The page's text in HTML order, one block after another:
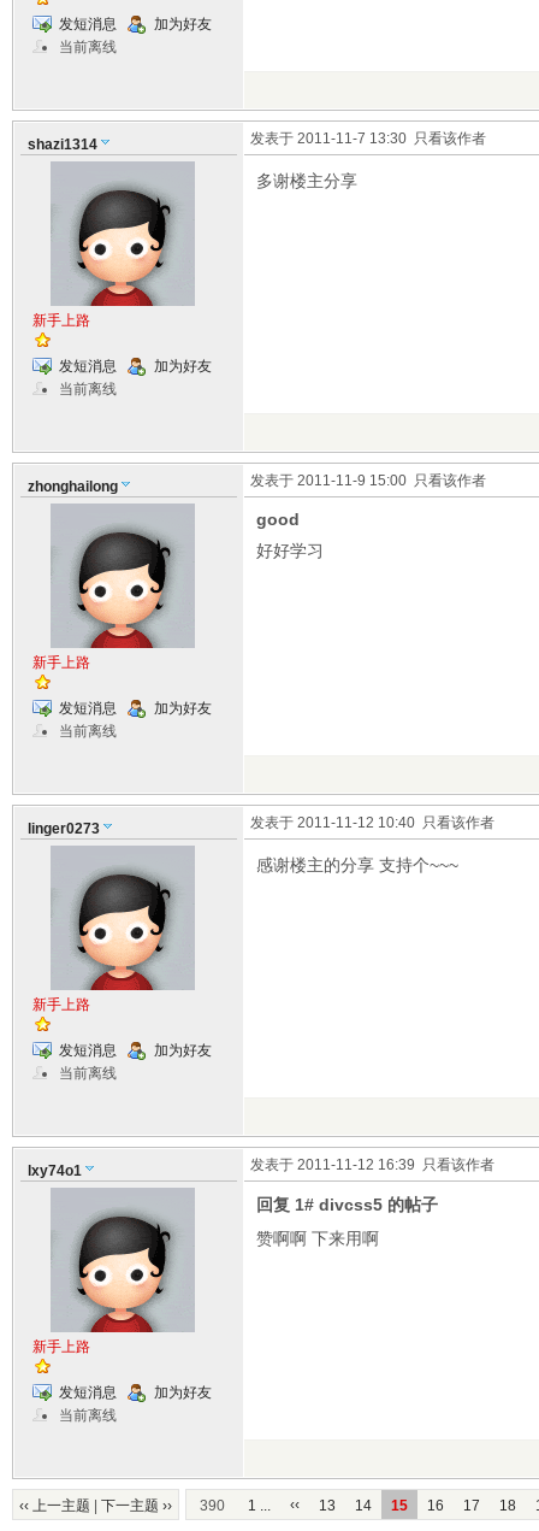
发短消息
加为好友
当前离线
shazi1314
新手上路
发短消息
加为好友
当前离线
发表于 2011-11-7 13:30 只看该作者
多谢楼主分享
zhonghailong
新手上路
发短消息
加为好友
当前离线
发表于 2011-11-9 15:00 只看该作者
good
好好学习
linger0273
新手上路
发短消息
加为好友
当前离线
发表于 2011-11-12 10:40 只看该作者
感谢楼主的分享 支持个~~~
lxy74o1
新手上路
发短消息
加为好友
当前离线
发表于 2011-11-12 16:39 只看该作者
回复 1# divcss5 的帖子
赞啊啊 下来用啊
‹‹ 上一主题 下一主题 ›› 390 1 ... ‹‹ 13 14 15 16 17 18